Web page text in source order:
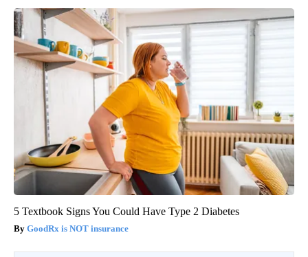
5 Textbook Signs You Could Have Type 2 Diabetes
GoodRx is NOT insurance